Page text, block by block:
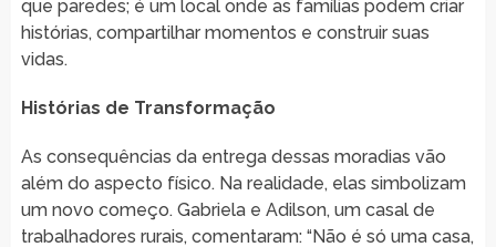
que paredes; é um local onde as famílias podem criar
histórias, compartilhar momentos e construir suas
vidas.
Histórias de Transformação
As consequências da entrega dessas moradias vão
além do aspecto físico. Na realidade, elas simbolizam
um novo começo. Gabriela e Adilson, um casal de
trabalhadores rurais, comentaram: “Não é só uma casa,